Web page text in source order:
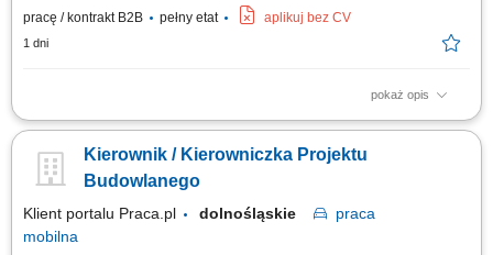
pracę / kontrakt B2B
pełny etat aplikuj bez CV
1 dni
pokaż opis
kierowanie i nadzorowanie prac budowlanych zgodnie z dokumentacją
terminowości wykonywanych robót; zarządzanie zespołem pracowników
oraz podwykonawcami; optymalizacja technologiczno-materiałowa
Kierownik / Kierowniczka Projektu
Budowlanego
Klient portalu Praca.pl dolnośląskie
praca
mobilna